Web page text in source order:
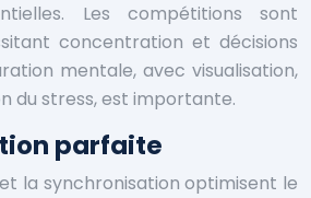
Les compétitions sont
concentration et décisions
mentale, avec visualisation,
du stress, est importante.
parfaite
la synchronisation optimisent le